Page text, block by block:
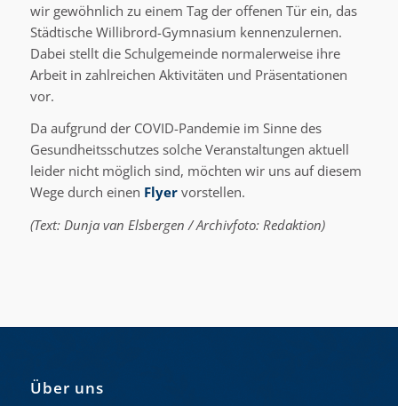
wir gewöhnlich zu einem Tag der offenen Tür ein, das
Städtische Willibrord-Gymnasium kennenzulernen.
Dabei stellt die Schulgemeinde normalerweise ihre
Arbeit in zahlreichen Aktivitäten und Präsentationen
vor.
Da aufgrund der COVID-Pandemie im Sinne des
Gesundheitsschutzes solche Veranstaltungen aktuell
leider nicht möglich sind, möchten wir uns auf diesem
Wege durch einen Flyervorstellen.
(Text: Dunja van Elsbergen / Archivfoto: Redaktion)
Über uns